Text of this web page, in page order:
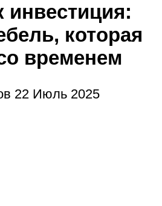
инвестиция:
которая
временем
22 Июль 2025